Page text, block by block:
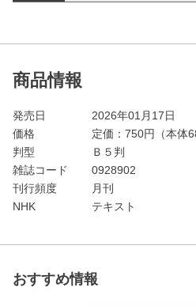
商品情報
発売日
2026年01月17日
価格
定価： 750円（本体
判型
Ｂ５判
雑誌コード
0928902
刊行頻度
月刊
NHK
テキスト
おすすめ情報